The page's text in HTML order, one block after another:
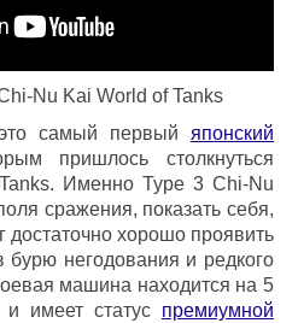
Nu Kai World of Tanks
самый первый японский
пришлось столкнуться
Именно Type 3 Chi-Nu
сражения, показать себя,
достаточно хорошо проявить
негодования и редкого
машина находится на 5
и имеет статус премиумной